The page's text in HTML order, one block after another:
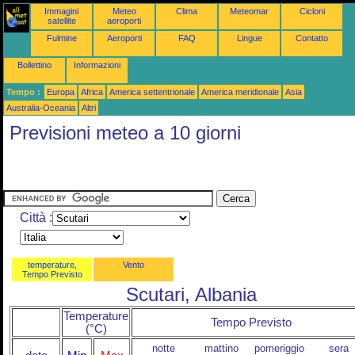
Immagini
satellite
Meteo
aeroporti
Clima Meteomar Cicloni
Fulmine Aeroporti FAQ Lingue Contatto
Bollettino Informazioni
Tempo : Europa Africa America settentrionale America meridionale
Asia
Australia-Oceania
Altri
Previsioni meteo a 10 giorni
Città :
temperature,
Tempo Previsto
Vento
Scutari, Albania
Temperature
(°C)
Tempo Previsto
notte mattino pomeriggio
sera